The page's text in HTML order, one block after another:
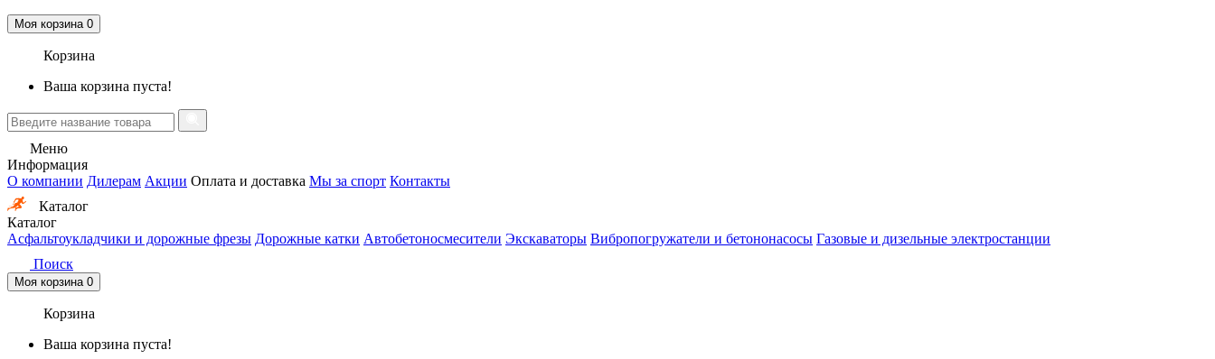
Моя корзина 0
Корзина
Ваша корзина пуста!
Меню
Информация
О компании Дилерам Акции Оплата и доставка Мы за спорт Контакты
Каталог
Каталог
Асфальтоукладчики и дорожные фрезы Дорожные катки Автобетоносмесители Экскаваторы Вибропогружатели и бетононасосы Газовые и дизельные электростанции
Поиск
Моя корзина 0
Корзина
Ваша корзина пуста!